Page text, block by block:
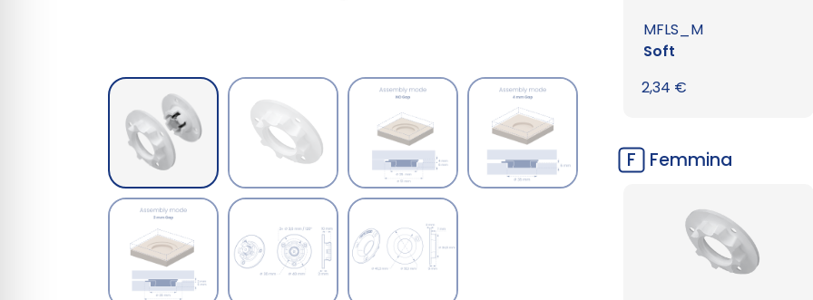
MFLS_M
Soft
2,34 €
F Femmina